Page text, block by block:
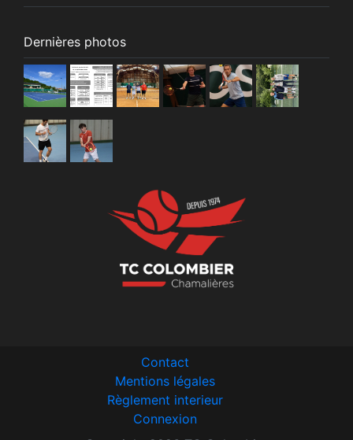
Dernières photos
Contact
Mentions légales
Règlement interieur
Connexion